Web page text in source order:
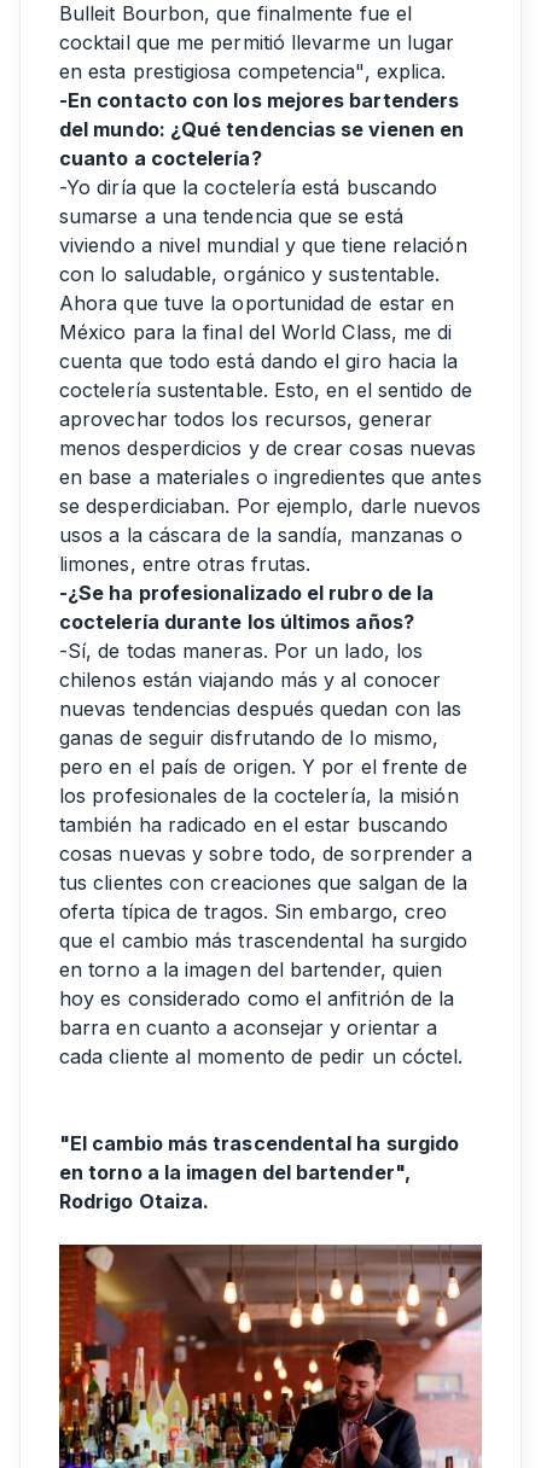
Bulleit Bourbon, que finalmente fue el
cocktail que me permitió llevarme un lugar
en esta prestigiosa competencia", explica.
-En contacto con los mejores bartenders
del mundo: ¿Qué tendencias se vienen en
cuanto a coctelería?
-Yo diría que la coctelería está buscando
sumarse a una tendencia que se está
viviendo a nivel mundial y que tiene relación
con lo saludable, orgánico y sustentable.
Ahora que tuve la oportunidad de estar en
México para la final del World Class, me di
cuenta que todo está dando el giro hacia la
coctelería sustentable. Esto, en el sentido de
aprovechar todos los recursos, generar
menos desperdicios y de crear cosas nuevas
en base a materiales o ingredientes que antes
se desperdiciaban. Por ejemplo, darle nuevos
usos a la cáscara de la sandía, manzanas o
limones, entre otras frutas.
-¿Se ha profesionalizado el rubro de la
coctelería durante los últimos años?
-Sí, de todas maneras. Por un lado, los
chilenos están viajando más y al conocer
nuevas tendencias después quedan con las
ganas de seguir disfrutando de lo mismo,
pero en el país de origen. Y por el frente de
los profesionales de la coctelería, la misión
también ha radicado en el estar buscando
cosas nuevas y sobre todo, de sorprender a
tus clientes con creaciones que salgan de la
oferta típica de tragos. Sin embargo, creo
que el cambio más trascendental ha surgido
en torno a la imagen del bartender, quien
hoy es considerado como el anfitrión de la
barra en cuanto a aconsejar y orientar a
cada cliente al momento de pedir un cóctel.
"El cambio más trascendental ha surgido
en torno a la imagen del bartender",
Rodrigo Otaiza.